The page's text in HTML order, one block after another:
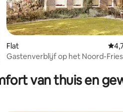
beoordeling van 5 op 5, 10
Flat
Gastenverblijf op het Noord-
van thuis en